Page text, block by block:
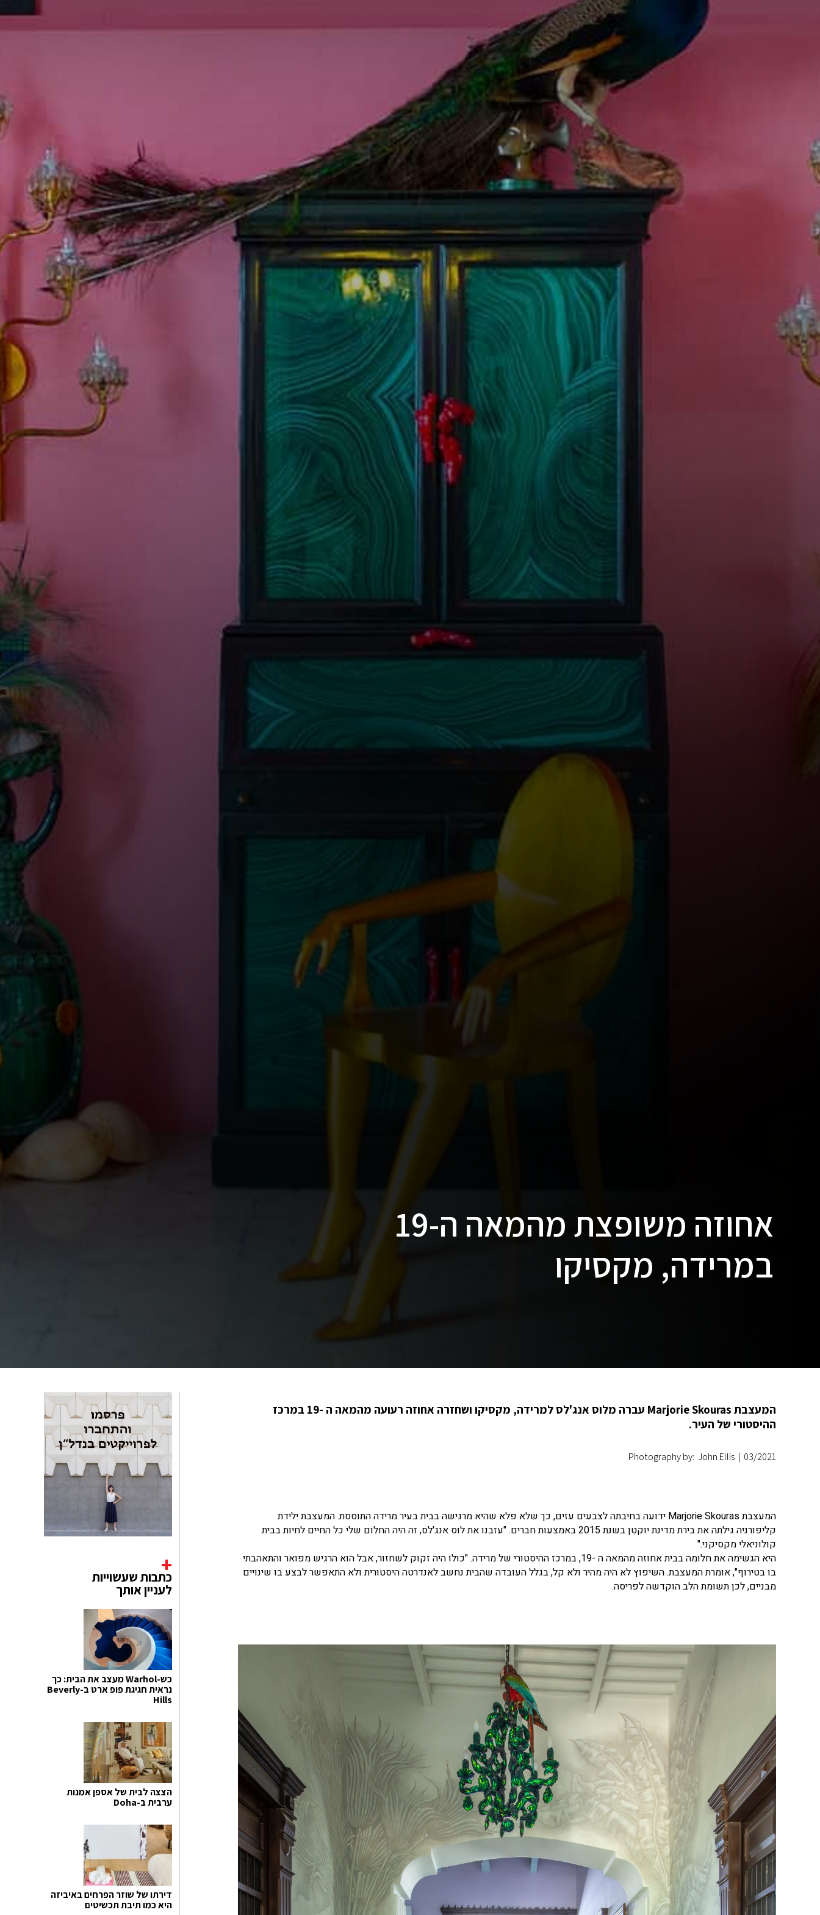
אחוזה משופצת מהמאה ה-19
במרידה, מקסיקו
המעצבת Marjorie Skouras עברה מלוס אנג'לס למרידה, מקסיקו ושחזרה אחוזה רעועה מהמאה ה -19 במרכז
ההיסטורי של העיר.
03/2021
|
Photography by: John Ellis
המעצבת Marjorie Skouras ידועה בחיבתה לצבעים עזים, כך שלא פלא שהיא מרגישה בבית בעיר מרידה התוססת. המעצבת ילידת
קליפורניה גילתה את בירת מדינת יוקטן בשנת 2015 באמצעות חברים. "עזבנו את לוס אנג'לס, זה היה החלום שלי כל החיים לחיות בבית
קולוניאלי מקסיקני."
היא הגשימה את חלומה בבית אחוזה מהמאה ה -19, במרכז ההיסטורי של מרידה. "כולו היה זקוק לשחזור, אבל הוא הרגיש מפואר והתאהבתי
בו בטירוף", אומרת המעצבת. השיפוץ לא היה מהיר ולא קל, בגלל העובדה שהבית נחשב לאנדרטה היסטורית ולא התאפשר לבצע בו שינויים
מבניים, לכן תשומת הלב הוקדשה לפריסה.
כתבות שעשוייות
לעניין אותך
כש-Warhol מעצב את הבית: כך
נראית חגיגת פופ ארט ב-Beverly
Hills
הצצה לבית של אספן אמנות
ערבית ב-Doha
דירתו של שוזר הפרחים באיביזה
היא כמו תיבת תכשיטים